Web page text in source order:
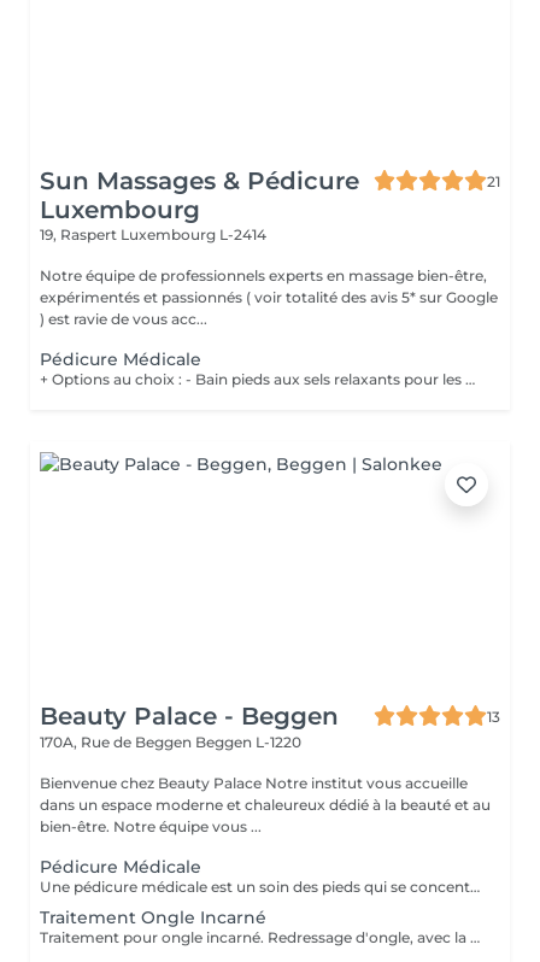
Sun Massages & Pédicure
Luxembourg
21
19, Raspert Luxembourg L-2414
Notre équipe de professionnels experts en massage bien-être,
expérimentés et passionnés ( voir totalité des avis 5* sur Google
) est ravie de vous acc...
Pédicure Médicale
+ Options au choix : - Bain pieds aux sels relaxants pour les pieds fatigués et préparer les pieds au soin 20€ - Gommage pieds pour des pieds doux et hydratés 20€ - Massage des pieds 55 minutes 90€ Les soins de pédicurie médicale sont non seulement destinés à traiter les problèmes de pieds de manière curative mais également de manière préventive, en contribuant à votre confort lors de la marche ou de vos éventuelles activités sportives. Un soin régulier peut vous éviter des problèmes et des douleurs aux pieds dus à l'apparition de crevasses, durillons, cors, ... Vous devez néanmoins consulter sans attendre lorsque : Vous ressentez une gêne lors de la marche (n'attendez pas de ressentir de la douleur !) ; Vous constatez l'apparition de mycose, cor, callosité, il de perdrix ou ongle incarné, ...
Beauty Palace - Beggen
13
170A, Rue de Beggen Beggen L-1220
Bienvenue chez Beauty Palace Notre institut vous accueille
dans un espace moderne et chaleureux dédié à la beauté et au
bien-être. Notre équipe vous ...
Pédicure Médicale
Une pédicure médicale est un soin des pieds qui se concentre sur les problèmes spécifiques des pieds: *Ongles incarnés *Ongles courbes *Callosités *Cors *Durillons *Oeil de perdrix *Corne *Mycoses *Pieds d'athlète
Traitement Ongle Incarné
Traitement pour ongle incarné. Redressage d'ongle, avec la pose d'un "spange".